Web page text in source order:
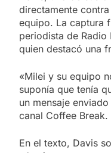
directamente
equipo. La captura
periodista de Radio
quien destacó una
«Milei y su equipo
suponía que tenía
un mensaje
canal Coffee Break.
En el texto, Davis